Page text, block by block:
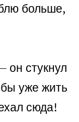
больше,
стукнул
уже жить
сюда!